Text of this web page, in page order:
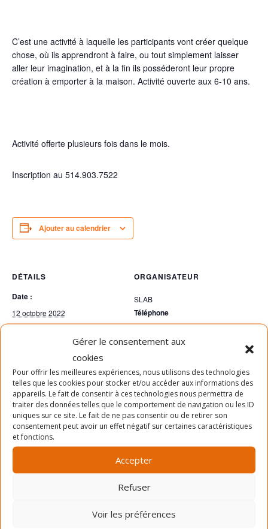
Gérer le consentement aux
cookies
Pour offrir les meilleures expériences, nous utilisons des technologies
telles que les cookies pour stocker et/ou accéder aux informations des
appareils. Le fait de consentir à ces technologies nous permettra de
traiter des données telles que le comportement de navigation ou les ID
uniques sur ce site. Le fait de ne pas consentir ou de retirer son
consentement peut avoir un effet négatif sur certaines caractéristiques
et fonctions.
Accepter
Refuser
Voir les préférences
C’est une activité à laquelle les participants vont créer quelque
chose, où ils apprendront à faire, ou tout simplement laisser
aller leur imagination, et à la fin ils posséderont leur propre
création à emporter à la maison. Activité ouverte aux 6-10 ans.
Activité offerte plusieurs fois dans le mois.
Inscription au 514.903.7522
Ajouter au calendrier
DÉTAILS
Date :
12 octobre 2022
Gratuit
ORGANISATEUR
SLAB
Téléphone
Voir le site Organisateur
Cliquez pour accepter les cookies